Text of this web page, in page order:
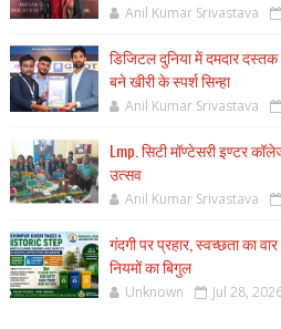
Anil Kumar Srivastava
डिजिटल दुनिया में दमदार
बने खीरी के स्पर्श सिन्हा
Anil Kumar Srivastava
Lmp. सिटी मॉण्टेसरी इण्टर
उत्सव
Anil Kumar Srivastava
गंदगी पर प्रहार, स्वच्छता का
नियमों का बिगुल
Unknown Jul 28,